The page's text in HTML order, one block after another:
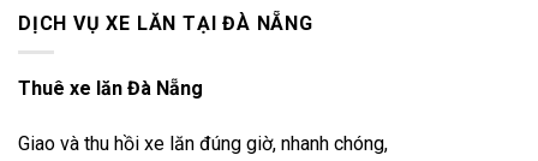
DỊCH VỤ XE LĂN TẠI ĐÀ NẴNG
Thuê xe lăn Đà Nẵng
Giao và thu hồi xe lăn đúng giờ, nhanh chóng,